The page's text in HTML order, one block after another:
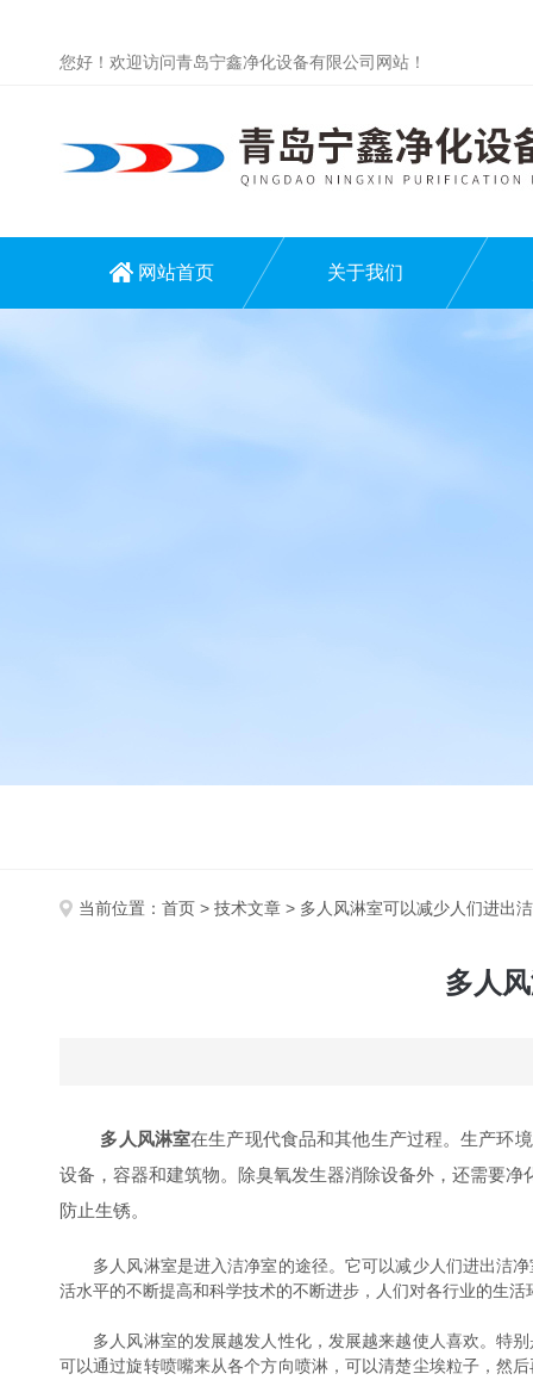
您好！欢迎访问青岛宁鑫净化设备有限公司网站！
网站首页 关于我们
当前位置： 首页 > 技术文章 > 多人风淋室可以减少人们进出
多人
多人风淋室在生产现代食品和其他生产过程。生产环
设备，容器和建筑物。除臭氧发生器消除设备外，还需要
防止生锈。
多人风淋室是进入洁净室的途径。它可以减少人们进出洁净
活水平的不断提高和科学技术的不断进步，人们对各行业的生
多人风淋室的发展越发人性化，发展越来越使人喜欢。特别
可以通过旋转喷嘴来从各个方向喷淋，可以清楚尘埃粒子，然